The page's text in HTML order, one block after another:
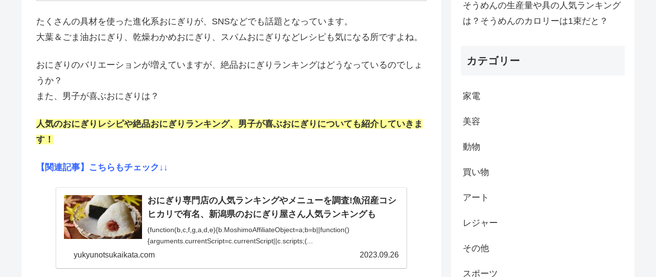
たくさんの具材を使った進化系おにぎりが、SNSなどでも話題となっています。
大葉＆ごま油おにぎり、乾燥わかめおにぎり、スパムおにぎりなどレシピも気になる所ですよね。
おにぎりのバリエーションが増えていますが、絶品おにぎりランキングはどうなっているのでしょ
うか？
また、男子が喜ぶおにぎりは？
人気のおにぎりレシピや絶品おにぎりランキング、男子が喜ぶおにぎりについても紹介していきま
す！
【関連記事】こちらもチェック↓↓
おにぎり専門店の人気ランキングやメニューを調査!魚沼産コシ
ヒカリで有名、新潟県のおにぎり屋さん人気ランキングも
(function(b,c,f,g,a,d,e){b.MoshimoAffiliateObject=a;b=b||function()
{arguments.currentScript=c.currentScript||c.scripts;(...
yukyunotsukaikata.com 2023.09.26
そうめんの生産量や具の人気ランキング
は？そうめんのカロリーは1束だと？
カテゴリー
家電
美容
動物
買い物
アート
レジャー
その他
スポーツ